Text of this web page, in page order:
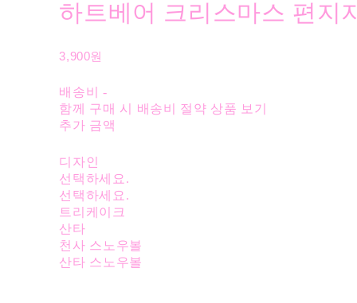
하트베어 크리스마스 편지지
3,900원
배송비 -
함께 구매 시 배송비 절약 상품 보기
추가 금액
디자인
선택하세요.
선택하세요.
트리케이크
산타
천사 스노우볼
산타 스노우볼